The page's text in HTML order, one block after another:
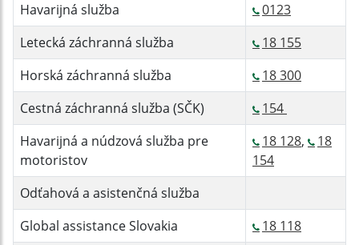
Havarijná služba
0123
Letecká záchranná služba
18 155
Horská záchranná služba
18 300
Cestná záchranná služba (SČK)
154
Havarijná a núdzová služba pre
motoristov
18 128,
18
154
Odťahová a asistenčná služba
Global assistance Slovakia
18 118